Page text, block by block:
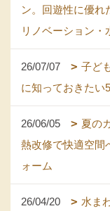
ン。回遊性に優れ
リノベーション・
26/07/07
子ど
に知っておきたい
26/06/05
夏の
熱改修で快適空間
ォーム
26/04/20
水ま